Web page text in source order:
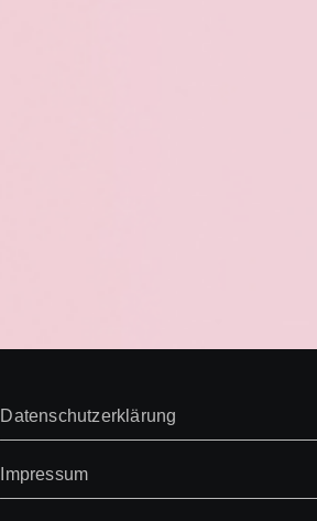
Datenschutzerklärung
Impressum